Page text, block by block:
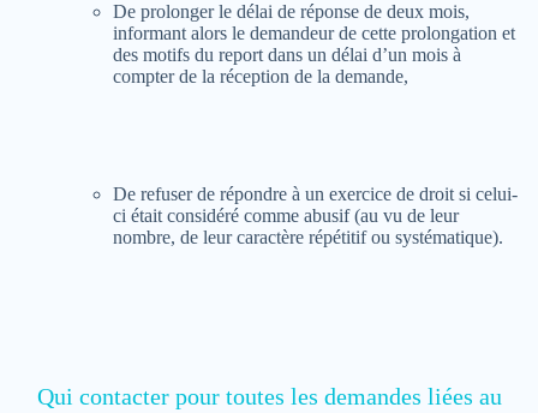
De prolonger le délai de réponse de deux mois,
informant alors le demandeur de cette prolongation et
des motifs du report dans un délai d’un mois à
compter de la réception de la demande,
De refuser de répondre à un exercice de droit si celui-
ci était considéré comme abusif (au vu de leur
nombre, de leur caractère répétitif ou systématique).
Qui contacter pour toutes les demandes liées au